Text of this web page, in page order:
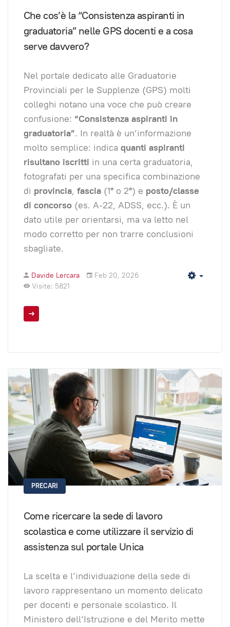
Che cos’è la “Consistenza aspiranti in
graduatoria” nelle GPS docenti e a cosa
serve davvero?
Nel portale dedicato alle Graduatorie
Provinciali per le Supplenze (GPS) molti
colleghi notano una voce che può creare
confusione: “Consistenza aspiranti in
graduatoria”. In realtà è un’informazione
molto semplice: indica quanti aspiranti
risultano iscritti in una certa graduatoria,
fotografati per una specifica combinazione
di provincia, fascia(1ª o 2ª) e posto/classe
di concorso(es. A-22, ADSS, ecc.). È un
dato utile per orientarsi, ma va letto nel
modo corretto per non trarre conclusioni
sbagliate.
Davide Lercara
Feb 20, 2026
Visite: 5821
PRECARI
Come ricercare la sede di lavoro
scolastica e come utilizzare il servizio di
assistenza sul portale Unica
La scelta e l’individuazione della sede di
lavoro rappresentano un momento delicato
per docenti e personale scolastico. Il
Ministero dell’Istruzione e del Merito mette